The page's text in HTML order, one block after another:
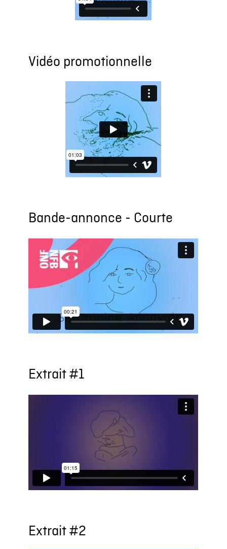
Vidéo promotionnelle
Bande-annonce - Courte
Extrait #1
Extrait #2